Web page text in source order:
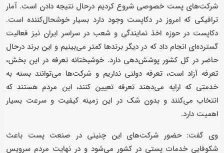
شرکت‌های پست خصوصی شروع کردیم درحال نتیجه دادن است. آمار
ترافیکی که امروز در دکاپست وجود دارد بسیار خوشحال‌کننده است.
دکاپست در حوزه اخذ نمایندگی و شعب در سراسر ایران نیز فعالیت
گسترده‌ای انجام داد که در دیگر برندها کمتر می‌بینیم و این برند درحال
حاضر در کل کشور پوشش‌دهی دارد. خوشبختانه تعرفه در این بخش،
تعرفه آزاد است، تعرفه دولتی نداریم و شرکت‌ها می‌توانند بسته به
خدمتی که ارایه می‌دهند تعرفه تعیین کنند، این مردم هستند که
انتخاب می‌کنند و بدون شک در این زمینه کیفیت و سرعت بسیار
اهمیت دارد.
وی گفت: حضور شرکت‌های این چنینی در صنعت پست باعث
شکوفایی خدمات پستی در کشور می‌شود و در نهایت مردم سرویس